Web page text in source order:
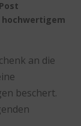
hochwertigem
an die
beschert.